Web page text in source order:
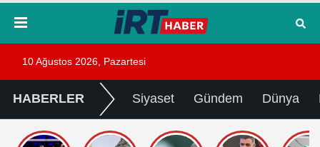
10 Ağustos 2026, Pazartesi
HABERLER Siyaset Gündem Dünya